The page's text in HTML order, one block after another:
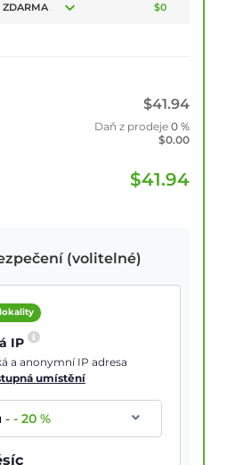
$0
$41.94
Daň z prodeje 0 %
$0.00
$41.94
(volitelné)
IP
a anonymní IP adresa
umístění
--20 %